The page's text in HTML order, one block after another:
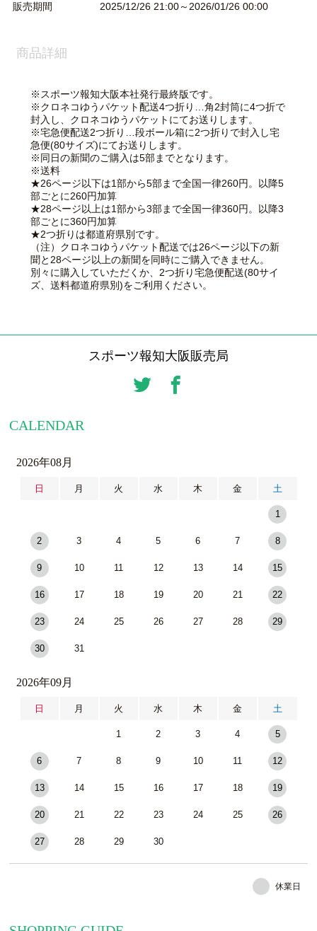
販売期間 2025/12/26 21:00～2026/01/26 00:00
商品詳細
※スポーツ報知大阪本社発行最終版です。
※クロネコゆうパケット配送4つ折り…角2封筒に4つ折で
封入し、クロネコゆうパケットにてお送りします。
※宅急便配送2つ折り…段ボール箱に2つ折りで封入し宅
急便(80サイズ)にてお送りします。
※同日の新聞のご購入は5部までとなります。
※送料
★26ページ以下は1部から5部まで全国一律260円。以降5
部ごとに260円加算
★28ページ以上は1部から3部まで全国一律360円。以降3
部ごとに360円加算
★2つ折りは都道府県別です。
（注）クロネコゆうパケット配送では26ページ以下の新
聞と28ページ以上の新聞を同時にご購入できません。
別々に購入していただくか、2つ折り宅急便配送(80サイ
ズ、送料都道府県別)をご利用ください。
スポーツ報知大阪販売局
CALENDAR
2026年08月
日 月 火 水 木 金 土
1
2 3 4 5 6 7 8
9 10 11 12 13 14 15
16 17 18 19 20 21 22
23 24 25 26 27 28 29
30 31
2026年09月
日 月 火 水 木 金 土
1 2 3 4 5
6 7 8 9 10 11 12
13 14 15 16 17 18 19
20 21 22 23 24 25 26
27 28 29 30
休業日